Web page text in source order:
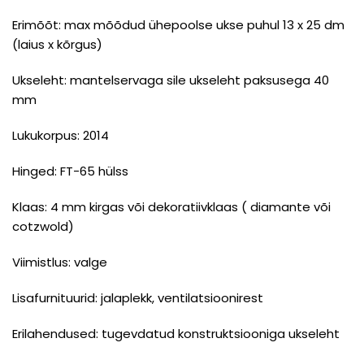
Erimõõt: max mõõdud ühepoolse ukse puhul 13 x 25 dm
(laius x kõrgus)
Ukseleht: mantelservaga sile ukseleht paksusega 40
mm
Lukukorpus: 2014
Hinged: FT-65 hülss
Klaas: 4 mm kirgas või dekoratiivklaas ( diamante või
cotzwold)
Viimistlus: valge
Lisafurnituurid: jalaplekk, ventilatsioonirest
Erilahendused: tugevdatud konstruktsiooniga ukseleht